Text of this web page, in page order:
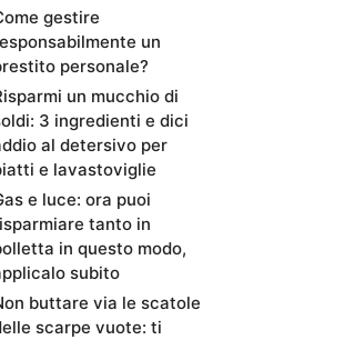
gestire
un
personale?
un mucchio di
3 ingredienti e dici
al detersivo per
e lavastoviglie
e luce: ora puoi
tanto in
in questo modo,
subito
buttare via le scatole
scarpe vuote: ti